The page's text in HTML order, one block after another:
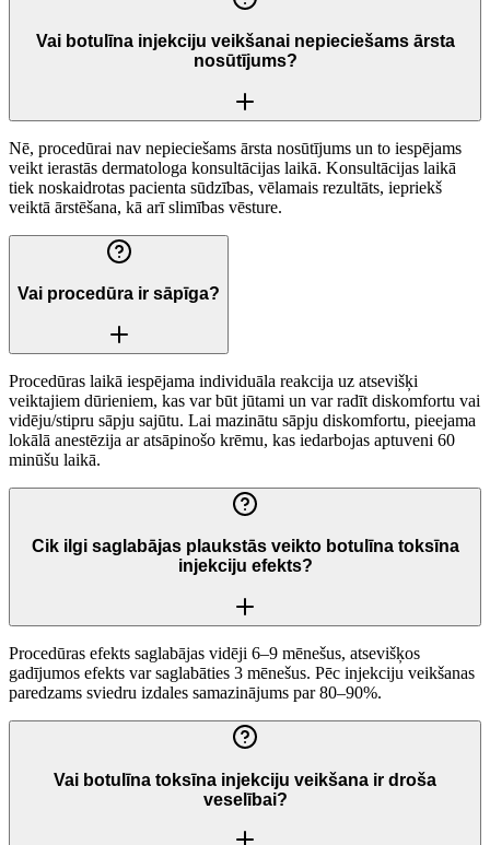
Vai botulīna injekciju veikšanai nepieciešams ārsta
nosūtījums?
Nē, procedūrai nav nepieciešams ārsta nosūtījums un to iespējams
veikt ierastās dermatologa konsultācijas laikā. Konsultācijas laikā
tiek noskaidrotas pacienta sūdzības, vēlamais rezultāts, iepriekš
veiktā ārstēšana, kā arī slimības vēsture.
Vai procedūra ir sāpīga?
Procedūras laikā iespējama individuāla reakcija uz atsevišķi
veiktajiem dūrieniem, kas var būt jūtami un var radīt diskomfortu vai
vidēju/stipru sāpju sajūtu. Lai mazinātu sāpju diskomfortu, pieejama
lokālā anestēzija ar atsāpinošo krēmu, kas iedarbojas aptuveni 60
minūšu laikā.
Cik ilgi saglabājas plaukstās veikto botulīna toksīna
injekciju efekts?
Procedūras efekts saglabājas vidēji 6–9 mēnešus, atsevišķos
gadījumos efekts var saglabāties 3 mēnešus. Pēc injekciju veikšanas
paredzams sviedru izdales samazinājums par 80–90%.
Vai botulīna toksīna injekciju veikšana ir droša
veselībai?